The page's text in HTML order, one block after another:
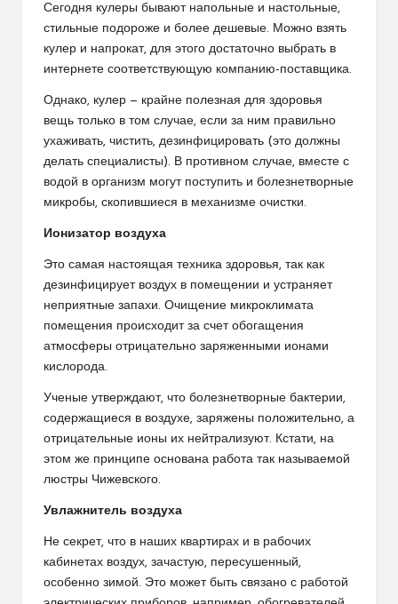
Сегодня кулеры бывают напольные и настольные,
стильные подороже и более дешевые. Можно взять
кулер и напрокат, для этого достаточно выбрать в
интернете соответствующую компанию-поставщика.
Однако, кулер — крайне полезная для здоровья
вещь только в том случае, если за ним правильно
ухаживать, чистить, дезинфицировать (это должны
делать специалисты). В противном случае, вместе с
водой в организм могут поступить и болезнетворные
микробы, скопившиеся в механизме очистки.
Ионизатор воздуха
Это самая настоящая техника здоровья, так как
дезинфицирует воздух в помещении и устраняет
неприятные запахи. Очищение микроклимата
помещения происходит за счет обогащения
атмосферы отрицательно заряженными ионами
кислорода.
Ученые утверждают, что болезнетворные бактерии,
содержащиеся в воздухе, заряжены положительно, а
отрицательные ионы их нейтрализуют. Кстати, на
этом же принципе основана работа так называемой
люстры Чижевского.
Увлажнитель воздуха
Не секрет, что в наших квартирах и в рабочих
кабинетах воздух, зачастую, пересушенный,
особенно зимой. Это может быть связано с работой